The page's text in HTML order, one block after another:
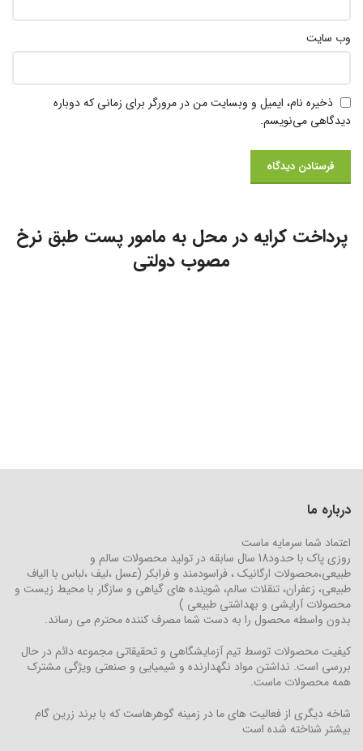
وب‌ سایت
ذخیره نام، ایمیل و وبسایت من در مرورگر برای زمانی که دوباره
دیدگاهی می‌نویسم.
پرداخت کرایه در محل به مامور پست طبق نرخ
مصوب دولتی
درباره ما
اعتماد شما سرمایه ماست
روزی پاک با حدود18 سال سابقه در تولید محصولات سالم و
طبیعی،محصولات ارگانیک ، فراسودمند و فرابکر (عسل ،لیف ،لباس با الیاف
طبیعی، زعفران، تنقلات سالم، شوینده های گیاهی و سازگار با محیط زیست و
محصولات آرایشی و بهداشتی طبیعی )
بدون واسطه محصول را به دست شما مصرف کننده محترم می رساند.
کیفیت محصولات توسط تیم آزمایشگاهی و تحقیقاتی مجموعه دائم در حال
بررسی است. نداشتن مواد نگهدارنده و شیمیایی و صنعتی ویژگی مشترک
همه محصولات ماست.
شاخه دیگری از فعالیت های ما در زمینه گوهرهاست که با برند زرین گام
بیشتر شناخته شده است